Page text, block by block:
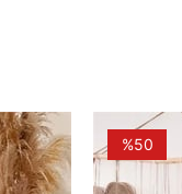
%50